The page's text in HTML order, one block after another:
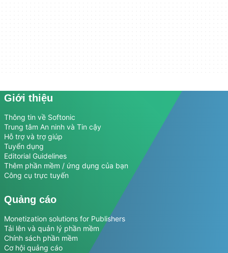
Giới thiệu
Thông tin về Softonic
Trung tâm An ninh và Tin cậy
Hỗ trợ và trợ giúp
Tuyển dụng
Editorial Guidelines
Thêm phần mềm / ứng dụng của bạn
Công cụ trực tuyến
Quảng cáo
Monetization solutions for Publishers
Tải lên và quản lý phần mềm
Chính sách phần mềm
Cơ hội quảng cáo